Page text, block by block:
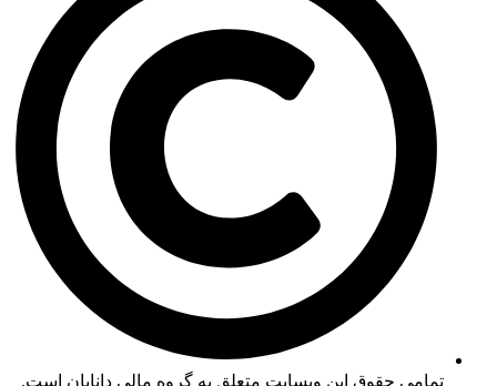
تمامی حقوق این وبسایت متعلق به گروه مالی دانایان است.